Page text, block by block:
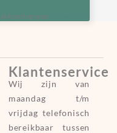
op onze
Klantenservice
Wij zijn van
maandag t/m
vrijdag telefonisch
bereikbaar tussen